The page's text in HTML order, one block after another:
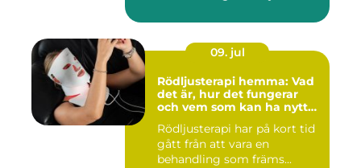
09. jul
Rödljusterapi hemma: Vad
det är, hur det fungerar
och vem som kan ha nytta
Rödljusterapi har på kort tid
gått från att vara en
behandling som främs...